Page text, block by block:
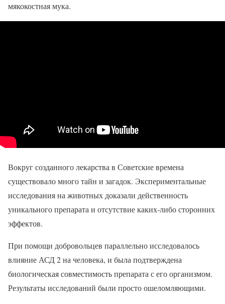
мякокостная мука.
Вокруг созданного лекарства в Советские времена
существовало много тайн и загадок. Экспериментальные
исследования на животных доказали действенность
уникального препарата и отсутствие каких-либо сторонних
эффектов.
При помощи добровольцев параллельно исследовалось
влияние АСД 2 на человека, и была подтверждена
биологическая совместимость препарата с его организмом.
Результаты исследований были просто ошеломляющими.